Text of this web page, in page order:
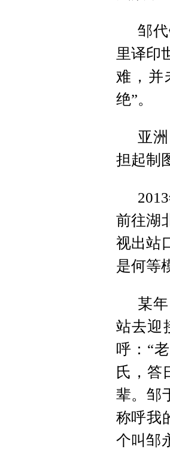
邹
里译印
难，并
绝”。
亚
担起制
前往湖
视出站
是何等
某
站去迎
呼：“
氏，答
辈。邹
称呼我
个叫邹